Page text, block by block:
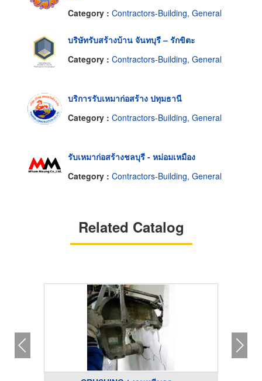
Category : Contractors-Building, General
บริษัทรับสร้างบ้าน จันทบุรี – รักขิตะ
Category : Contractors-Building, General
บริการรับเหมาก่อสร้าง ปทุมธานี
Category : Contractors-Building, General
รับเหมาก่อสร้างชลบุรี - หม่อมเหมือง
Category : Contractors-Building, General
Related Catalog